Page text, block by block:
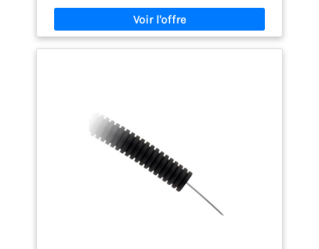
construire des circuits d'alimentation électrique
dans toute la maison - Précaution d'emploi : Choisir
la section - la longueur du circuit et la nature du
circuit pour une installation assurée Domaine
Diamètre de 16 - Longueur 25 mètres Garantie et
satisfaction : Nous nous engageons pour vous offrir
un service client chaleureux et de répondre à vos
éventuelles questions. Votre satisfaction est notre
priorité !